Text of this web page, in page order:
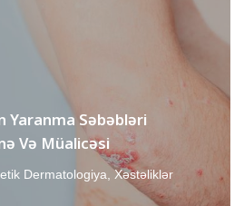
Yaranma Səbəbləri
Və Müalicəsi
Dermatologiya, Xəstəliklər